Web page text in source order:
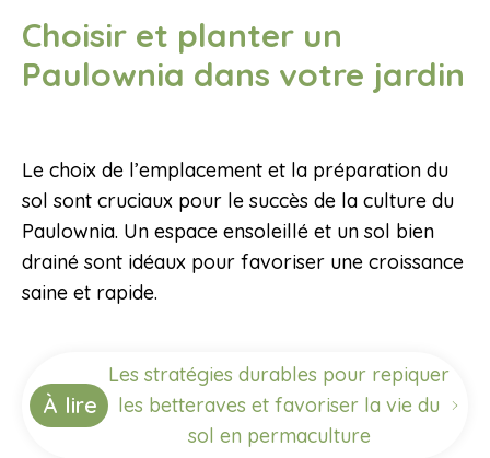
Choisir et planter un
Paulownia dans votre jardin
Le choix de l’emplacement et la préparation du
sol sont cruciaux pour le succès de la culture du
Paulownia. Un espace ensoleillé et un sol bien
drainé sont idéaux pour favoriser une croissance
saine et rapide.
À lire
Les stratégies durables pour repiquer
les betteraves et favoriser la vie du
sol en permaculture